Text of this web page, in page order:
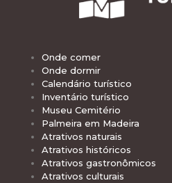
Onde comer
Onde dormir
Calendário turístico
Inventário turístico
Museu Cemitério
Palmeira em Madeira
Atrativos naturais
Atrativos históricos
Atrativos gastronômicos
Atrativos culturais